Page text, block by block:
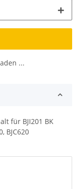
...
für BJI201 BK
BJC620